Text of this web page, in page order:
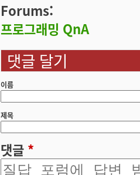
Forums:
프로그래밍 QnA
댓글 달기
이름
제목
댓글 *